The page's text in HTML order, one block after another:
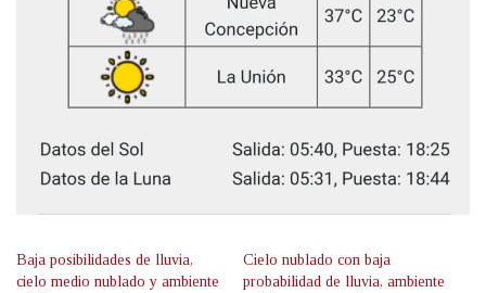
Baja posibilidades de lluvia,
cielo medio nublado y ambiente
Cielo nublado con baja
probabilidad de lluvia, ambiente